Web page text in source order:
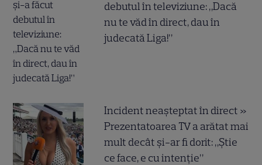
debutul în televiziune: „Dacă
nu te văd în direct, dau în
judecată Liga!”
Incident neașteptat în direct »
Prezentatoarea TV a arătat mai
mult decât și-ar fi dorit: „Știe
ce face, e cu intenție”